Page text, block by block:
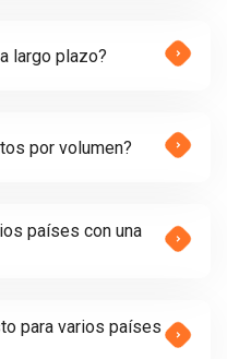
largo plazo?
por volumen?
países con una
para varios países